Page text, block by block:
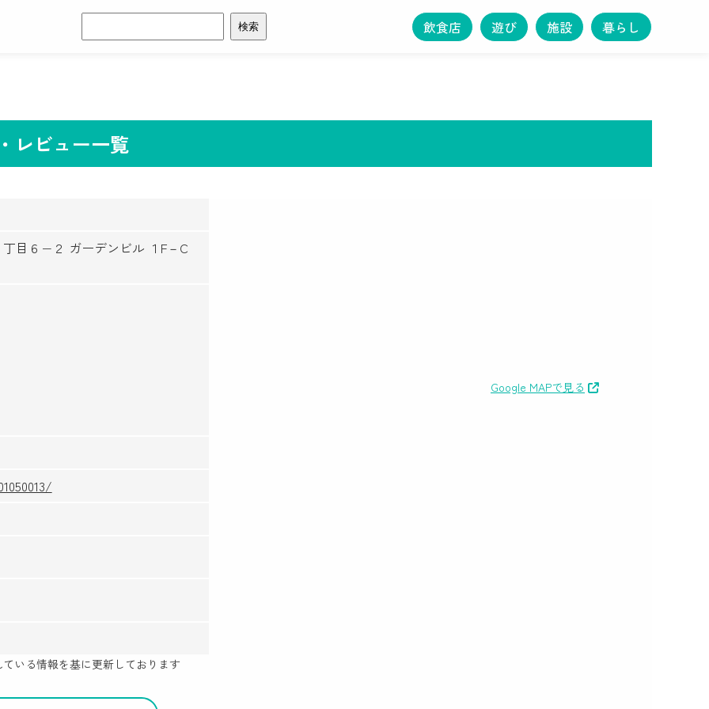
索:
飲食店 遊び 施設 暮らし
レビュー一覧
目６−２ ガーデンビル １F－C
いる情報を基に更新しております
Google MAPで見る